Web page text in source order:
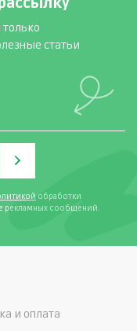
статьи
обработки
рекламных сообщений.
и оплата